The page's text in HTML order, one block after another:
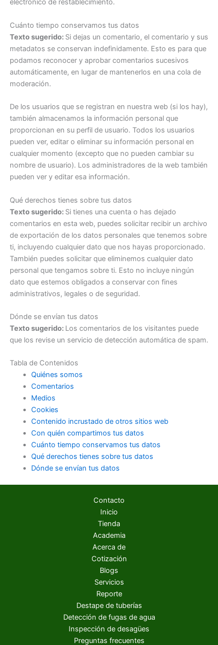
electrónico de restablecimiento.
Cuánto tiempo conservamos tus datos
Texto sugerido: Si dejas un comentario, el comentario y sus
metadatos se conservan indefinidamente. Esto es para que
podamos reconocer y aprobar comentarios sucesivos
automáticamente, en lugar de mantenerlos en una cola de
moderación.
De los usuarios que se registran en nuestra web (si los hay),
también almacenamos la información personal que
proporcionan en su perfil de usuario. Todos los usuarios
pueden ver, editar o eliminar su información personal en
cualquier momento (excepto que no pueden cambiar su
nombre de usuario). Los administradores de la web también
pueden ver y editar esa información.
Qué derechos tienes sobre tus datos
Texto sugerido: Si tienes una cuenta o has dejado
comentarios en esta web, puedes solicitar recibir un archivo
de exportación de los datos personales que tenemos sobre
ti, incluyendo cualquier dato que nos hayas proporcionado.
También puedes solicitar que eliminemos cualquier dato
personal que tengamos sobre ti. Esto no incluye ningún
dato que estemos obligados a conservar con fines
administrativos, legales o de seguridad.
Dónde se envían tus datos
Texto sugerido: Los comentarios de los visitantes puede
que los revise un servicio de detección automática de spam.
Tabla de Contenidos
Quiénes somos
Comentarios
Medios
Cookies
Contenido incrustado de otros sitios web
Con quién compartimos tus datos
Cuánto tiempo conservamos tus datos
Qué derechos tienes sobre tus datos
Dónde se envían tus datos
Contacto
Inicio
Tienda
Academia
Acerca de
Cotización
Blogs
Servicios
Reporte
Destape de tuberías
Detección de fugas de agua
Inspección de desagües
Preguntas frecuentes